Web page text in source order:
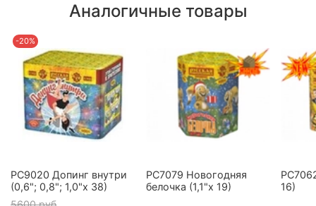
Аналогичные товары
-20%
РС9020 Допинг внутри
(0,6"; 0,8"; 1,0"х 38)
РС7079 Новогодняя
белочка (1,1"х 19)
16)